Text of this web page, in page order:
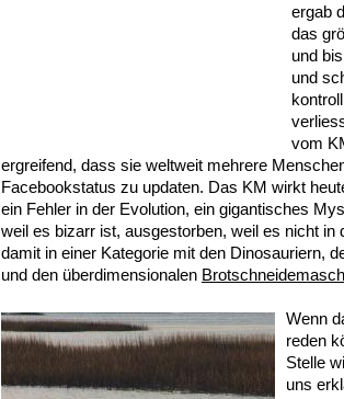
ergab
das
und
und
vom
ergreifend, dass sie weltweit mehrere
Facebookstatus zu updaten. Das KM wirkt
ein Fehler in der Evolution, ein gigantisches
weil es bizarr ist, ausgestorben, weil es nicht in
damit in einer Kategorie mit den Dinosauriern,
und den überdimensionalen
Wenn
reden
Stelle
uns